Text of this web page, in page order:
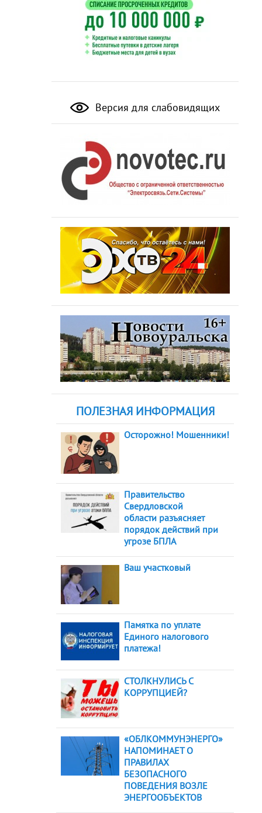
Версия для слабовидящих
ПОЛЕЗНАЯ ИНФОРМАЦИЯ
Осторожно! Мошенники!
Правительство
Свердловской
области разъясняет
порядок действий при
угрозе БПЛА
Ваш участковый
Памятка по уплате
Единого налогового
платежа!
СТОЛКНУЛИСЬ С
КОРРУПЦИЕЙ?
«ОБЛКОММУНЭНЕРГО»
НАПОМИНАЕТ О
ПРАВИЛАХ
БЕЗОПАСНОГО
ПОВЕДЕНИЯ ВОЗЛЕ
ЭНЕРГООБЪЕКТОВ